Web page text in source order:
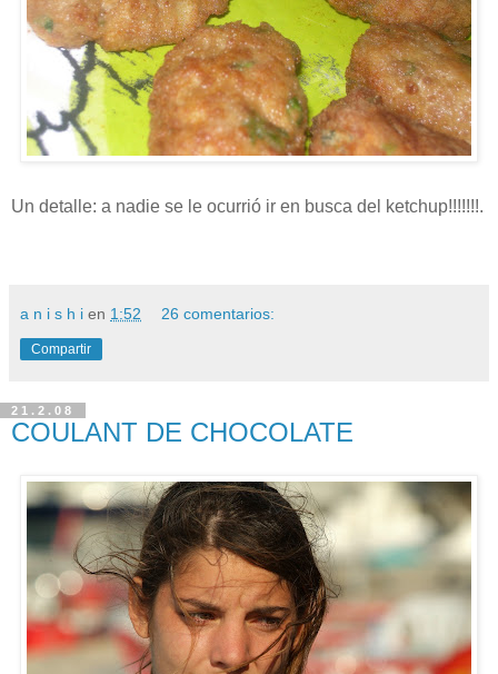
Un detalle: a nadie se le ocurrió ir en busca del ketchup!!!!!!!.
a n i s h i en 1:52 26 comentarios:
Compartir
21.2.08
COULANT DE CHOCOLATE